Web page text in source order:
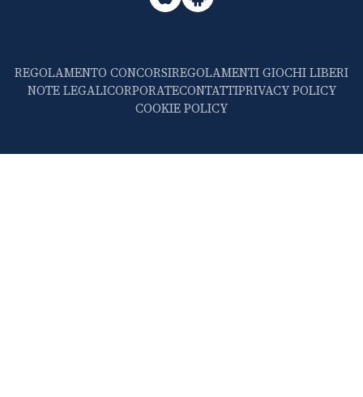
REGOLAMENTO CONCORSIREGOLAMENTI GIOCHI LIBERI
NOTE LEGALICORPORATECONTATTIPRIVACY POLICY
COOKIE POLICY